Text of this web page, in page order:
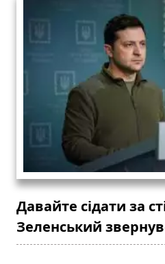
Давайте сідати за
Зеленський